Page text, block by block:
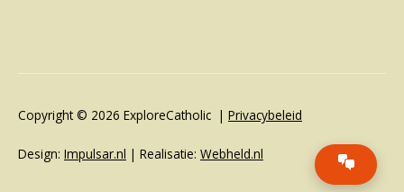
Copyright © 2026 ExploreCatholic | Privacybeleid
Design: Impulsar.nl | Realisatie: Webheld.nl